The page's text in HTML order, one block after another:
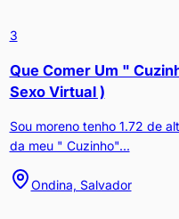
3
Que Comer Um "
Sexo Virtual )
Sou moreno tenho 1.72 de
da meu " Cuzinho"...
Ondina, Salvador